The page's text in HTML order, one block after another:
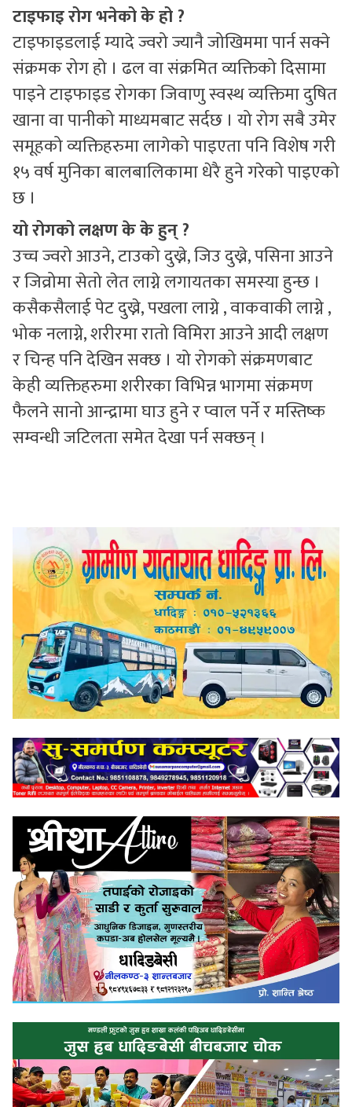
टाइफाइ रोग भनेको के हो ?
टाइफाइडलाई म्यादे ज्वरो ज्यानै जोखिममा पार्न सक्ने
संक्रमक रोग हो । ढल वा संक्रमित व्यक्तिको दिसामा
पाइने टाइफाइड रोगका जिवाणु स्वस्थ व्यक्तिमा दुषित
खाना वा पानीको माध्यमबाट सर्दछ । यो रोग सबै उमेर
समूहको व्यक्तिहरुमा लागेको पाइएता पनि विशेष गरी
१५ वर्ष मुनिका बालबालिकामा धेरै हुने गरेको पाइएको
छ ।
यो रोगको लक्षण के के हुन् ?
उच्च ज्वरो आउने, टाउको दुख्ने, जिउ दुख्ने, पसिना आउने
र जिव्रोमा सेतो लेत लाग्ने लगायतका समस्या हुन्छ ।
कसैकसैलाई पेट दुख्ने, पखला लाग्ने , वाकवाकी लाग्ने ,
भोक नलाग्ने, शरीरमा रातो विमिरा आउने आदी लक्षण
र चिन्ह पनि देखिन सक्छ । यो रोगको संक्रमणबाट
केही व्यक्तिहरुमा शरीरका विभिन्न भागमा संक्रमण
फैलने सानो आन्द्रामा घाउ हुने र प्वाल पर्ने र मस्तिष्क
सम्वन्धी जटिलता समेत देखा पर्न सक्छन् ।